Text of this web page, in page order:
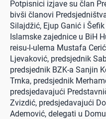
Potpisnici izjave su član
bivši članovi
Silajdžić, Ejup Ganić i
Islamske zajednice u BiH
reisu-l-ulema Mustafa
Ljevaković, predsjednik
predsjednik BZK-a Sanjin
Trnka, predsjednik
predsjedavajući
Zvizdić, predsjedavajući
Ademović, delegati u